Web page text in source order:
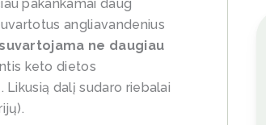
pakankamai daug
angliavandenius
ne daugiau
keto dietos
Likusią dalį sudaro riebalai